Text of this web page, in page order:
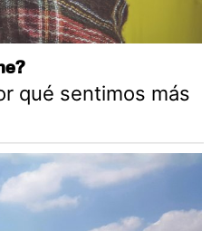
qué sentimos más